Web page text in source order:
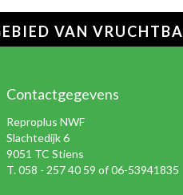
VAN
Contactgegevens
Reproplus NWF
Slachtedijk 6
9051 TC Stiens
T. 058 - 257 40 59 of 06-53941835